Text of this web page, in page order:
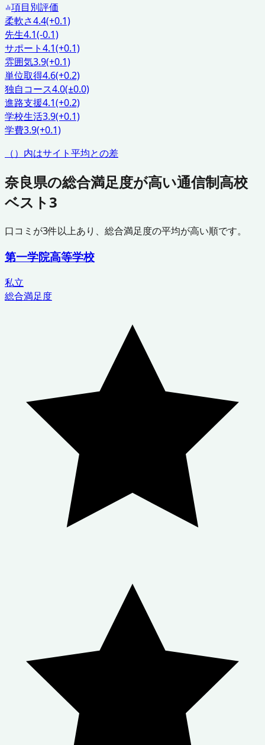
項目別評価
柔軟さ4.4(+0.1)
先生4.1(-0.1)
サポート4.1(+0.1)
雰囲気3.9(+0.1)
単位取得4.6(+0.2)
独自コース4.0(±0.0)
進路支援4.1(+0.2)
学校生活3.9(+0.1)
学費3.9(+0.1)
（）内はサイト平均との差
奈良県の総合満足度が高い通信制高校
ベスト3
口コミが3件以上あり、総合満足度の平均が高い順です。
第一学院高等学校
私立
総合満足度